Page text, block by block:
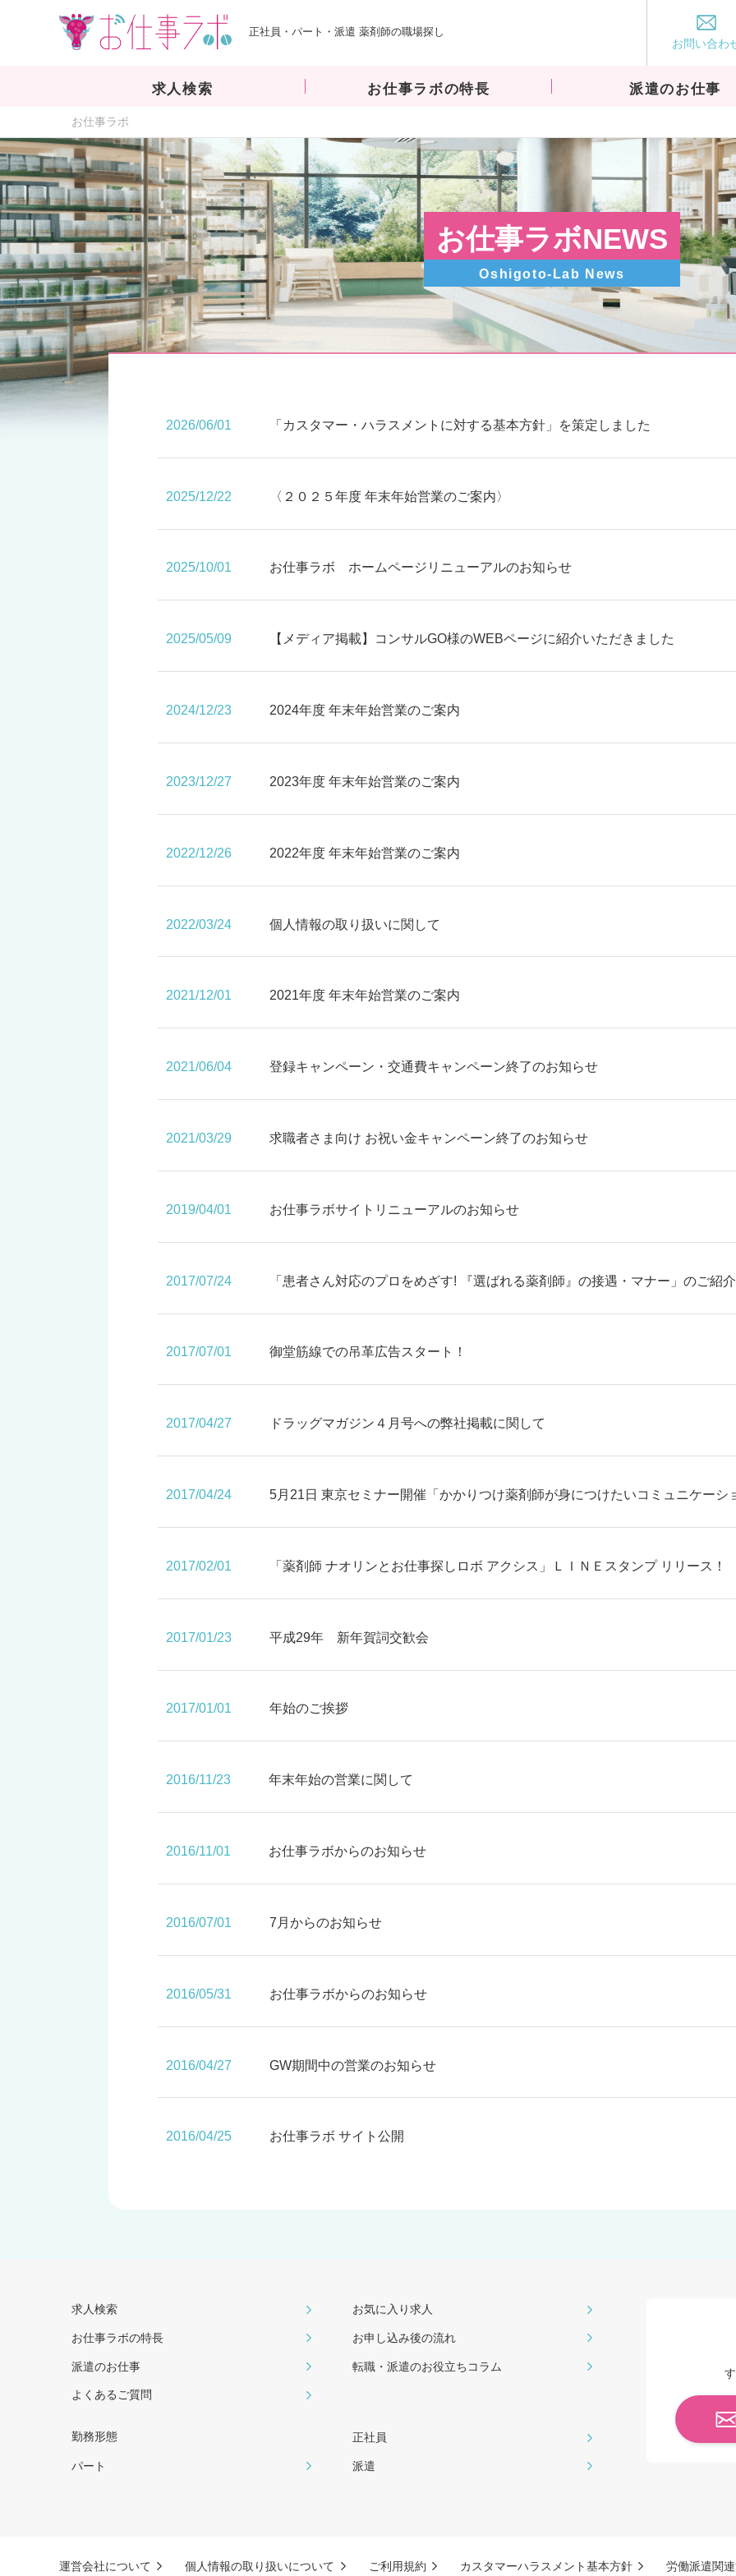
正社員・パート・派遣 薬剤師の職場探し
お問い合わ
求人検索 お仕事ラボの特長 派遣のお仕事
お仕事ラボ
お仕事ラボNEWS
Oshigoto-Lab News
2026/06/01 「カスタマー・ハラスメントに対する基本方針」を策定しました
2025/12/22 〈２０２５年度 年末年始営業のご案内〉
2025/10/01 お仕事ラボ ホームページリニューアルのお知らせ
2025/05/09 【メディア掲載】コンサルGO様のWEBページに紹介いただきました
2024/12/23 2024年度 年末年始営業のご案内
2023/12/27 2023年度 年末年始営業のご案内
2022/12/26 2022年度 年末年始営業のご案内
2022/03/24 個人情報の取り扱いに関して
2021/12/01 2021年度 年末年始営業のご案内
2021/06/04 登録キャンペーン・交通費キャンペーン終了のお知らせ
2021/03/29 求職者さま向け お祝い金キャンペーン終了のお知らせ
2019/04/01 お仕事ラボサイトリニューアルのお知らせ
2017/07/24 「患者さん対応のプロをめざす! 『選ばれる薬剤師』の接遇・マナー」のご紹
2017/07/01 御堂筋線での吊革広告スタート！
2017/04/27 ドラッグマガジン４月号への弊社掲載に関して
2017/04/24 5月21日 東京セミナー開催「かかりつけ薬剤師が身につけたいコミュニケーシ
2017/02/01 「薬剤師 ナオリンとお仕事探しロボ アクシス」ＬＩＮＥスタンプ リリース！
2017/01/23 平成29年 新年賀詞交歓会
2017/01/01 年始のご挨拶
2016/11/23 年末年始の営業に関して
2016/11/01 お仕事ラボからのお知らせ
2016/07/01 7月からのお知らせ
2016/05/31 お仕事ラボからのお知らせ
2016/04/27 GW期間中の営業のお知らせ
2016/04/25 お仕事ラボ サイト公開
求人検索 お気に入り求人
お仕事ラボの特長 お申し込み後の流れ
派遣のお仕事 転職・派遣のお役⽴ちコラム
よくあるご質問
勤務形態 正社員
パート 派遣
運営会社について 個人情報の取り扱いについて ご利用規約 カスタマーハラスメント基本方針 労働派遣関